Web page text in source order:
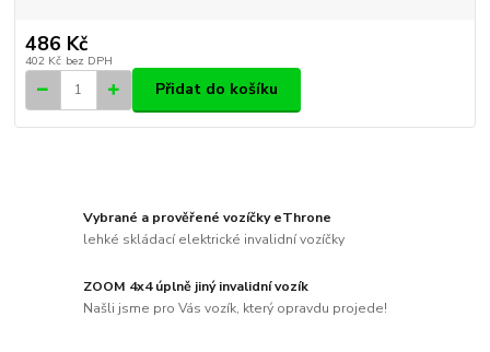
486 Kč
402 Kč bez DPH
Přidat do košíku
Vybrané a prověřené vozíčky eThrone
lehké skládací elektrické invalidní vozíčky
ZOOM 4x4 úplně jiný invalidní vozík
Našli jsme pro Vás vozík, který opravdu projede!